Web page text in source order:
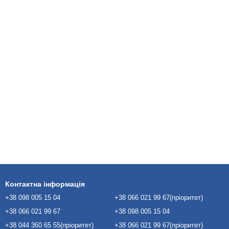
Контактна інформація
+38 098 005 15 04
+38 066 021 99 67
+38 044 360 65 55(пріоритет)
+38 066 021 99 67(пріоритет)
+38 098 005 15 04
+38 066 021 99 67(пріоритет)